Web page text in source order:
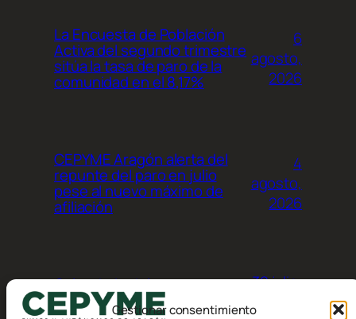
Gestionar consentimiento
La Encuesta de Población
Activa del segundo trimestre
sitúa la tasa de paro de la
comunidad en el 8,17%
6
agosto,
2026
CEPYME Aragón alerta del
repunte del paro en julio
pese al nuevo máximo de
afiliación
4
agosto,
2026
Calendario del
contribuyente, Agosto 2026
30 julio,